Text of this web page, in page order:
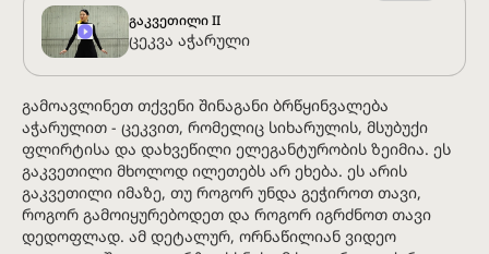
გაკვეთილი II
ცეკვა აჭარული
გამოავლინეთ თქვენი შინაგანი ბრწყინვალება
აჭარულით - ცეკვით, რომელიც სიხარულის, მსუბუქი
ფლირტისა და დახვეწილი ელეგანტურობის ზეიმია. ეს
გაკვეთილი მხოლოდ ილეთებს არ ეხება. ეს არის
გაკვეთილი იმაზე, თუ როგორ უნდა გეჭიროთ თავი,
როგორ გამოიყურებოდეთ და როგორ იგრძნოთ თავი
დედოფლად. ამ დეტალურ, ორნაწილიან ვიდეო